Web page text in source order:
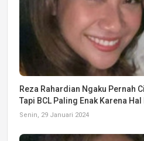
Reza Rahardian Ngaku Pernah
Tapi BCL Paling Enak Karena Hal
Senin, 29 Januari 2024